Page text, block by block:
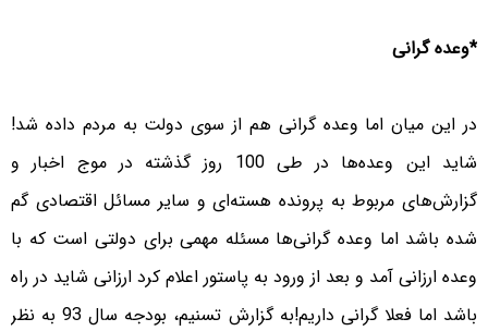
*وعده گرانی
در این میان اما وعده گرانی هم از سوی دولت به مردم داده شد!
شاید این وعده‌ها در طی 100 روز گذشته در موج اخبار و
گزارش‌های مربوط به پرونده هسته‌ای و سایر مسائل اقتصادی گم
شده باشد اما وعده گرانی‌ها مسئله مهمی برای دولتی است که با
وعده ارزانی آمد و بعد از ورود به پاستور اعلام کرد ارزانی شاید در راه
باشد اما فعلا گرانی داریم!به گزارش تسنیم، بودجه سال 93 به نظر